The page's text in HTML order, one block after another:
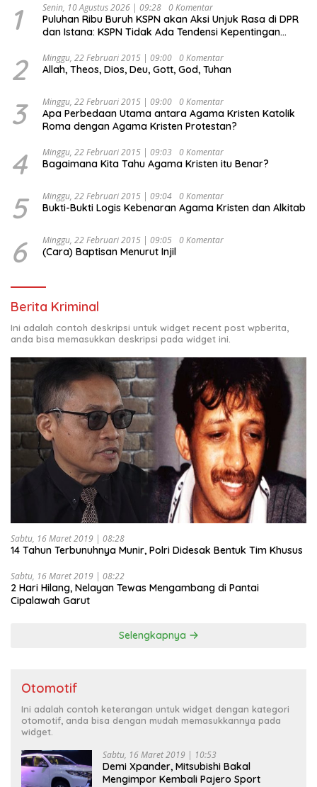
1 Senin, 10 Agustus 2026 | 09:28 0 Komentar
Puluhan Ribu Buruh KSPN akan Aksi Unjuk Rasa di DPR
dan Istana: KSPN Tidak Ada Tendensi Kepentingan
2 Minggu, 22 Februari 2015 | 09:00 0 Komentar
Allah, Theos, Dios, Deu, Gott, God, Tuhan
3 Minggu, 22 Februari 2015 | 09:00 0 Komentar
Apa Perbedaan Utama antara Agama Kristen Katolik
Roma dengan Agama Kristen Protestan?
4 Minggu, 22 Februari 2015 | 09:03 0 Komentar
Bagaimana Kita Tahu Agama Kristen itu Benar?
5 Minggu, 22 Februari 2015 | 09:04 0 Komentar
Bukti-Bukti Logis Kebenaran Agama Kristen dan Alkitab
6 Minggu, 22 Februari 2015 | 09:05 0 Komentar
(Cara) Baptisan Menurut Injil
Berita Kriminal
Ini adalah contoh deskripsi untuk widget recent post wpberita,
anda bisa memasukkan deskripsi pada widget ini.
Sabtu, 16 Maret 2019 | 08:28
14 Tahun Terbunuhnya Munir, Polri Didesak Bentuk Tim Khusus
Sabtu, 16 Maret 2019 | 08:22
2 Hari Hilang, Nelayan Tewas Mengambang di Pantai
Cipalawah Garut
Selengkapnya
Otomotif
Ini adalah contoh keterangan untuk widget dengan kategori
otomotif, anda bisa dengan mudah memasukkannya pada
widget.
Sabtu, 16 Maret 2019 | 10:53
Demi Xpander, Mitsubishi Bakal
Mengimpor Kembali Pajero Sport